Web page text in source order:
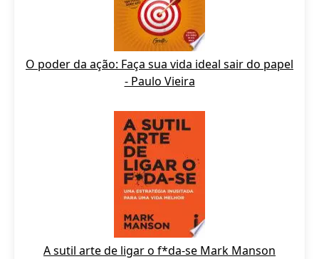
O poder da ação: Faça sua vida ideal sair do papel
- Paulo Vieira
A sutil arte de ligar o f*da-se Mark Manson